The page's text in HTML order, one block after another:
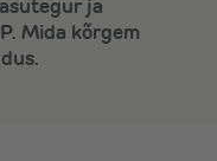
Mida kõrgem